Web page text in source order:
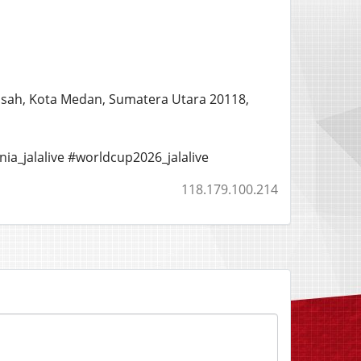
Kota Medan, Sumatera Utara 20118,
#worldcup2026_jalalive
118.179.100.214